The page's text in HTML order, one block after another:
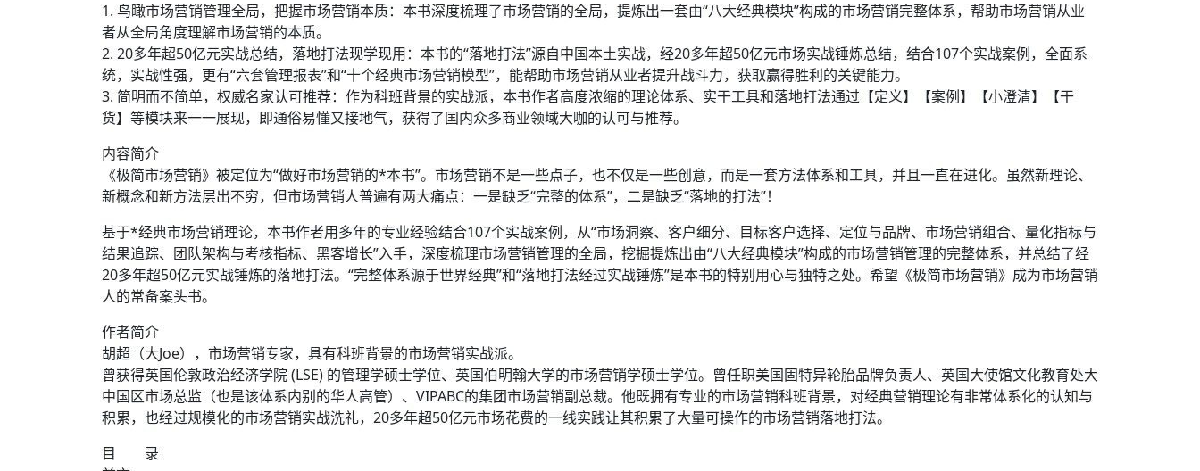
1. 鸟瞰市场营销管理全局，把握市场营销本质：本书深度梳理了市场营销的全局，提炼出一套由“八大经典模块”构成的市场营销完整体系，帮助市场营销从业
者从全局角度理解市场营销的本质。
2. 20多年超50亿元实战总结，落地打法现学现用：本书的“落地打法”源自中国本土实战，经20多年超50亿元市场实战锤炼总结，结合107个实战案例，全面系
统，实战性强，更有“六套管理报表”和“十个经典市场营销模型”，能帮助市场营销从业者提升战斗力，获取赢得胜利的关键能力。
3. 简明而不简单，权威名家认可推荐：作为科班背景的实战派，本书作者高度浓缩的理论体系、实干工具和落地打法通过【定义】【案例】【小澄清】【干
货】等模块来一一展现，即通俗易懂又接地气，获得了国内众多商业领域大咖的认可与推荐。
内容简介
《极简市场营销》被定位为“做好市场营销的*本书”。市场营销不是一些点子，也不仅是一些创意，而是一套方法体系和工具，并且一直在进化。虽然新理论、
新概念和新方法层出不穷，但市场营销人普遍有两大痛点：一是缺乏“完整的体系”，二是缺乏“落地的打法”！
基于*经典市场营销理论，本书作者用多年的专业经验结合107个实战案例，从“市场洞察、客户细分、目标客户选择、定位与品牌、市场营销组合、量化指标与
结果追踪、团队架构与考核指标、黑客增长”入手，深度梳理市场营销管理的全局，挖掘提炼出由“八大经典模块”构成的市场营销管理的完整体系，并总结了经
20多年超50亿元实战锤炼的落地打法。“完整体系源于世界经典”和“落地打法经过实战锤炼”是本书的特别用心与独特之处。希望《极简市场营销》成为市场营销
人的常备案头书。
作者简介
胡超（大Joe），市场营销专家，具有科班背景的市场营销实战派。
曾获得英国伦敦政治经济学院 (LSE) 的管理学硕士学位、英国伯明翰大学的市场营销学硕士学位。曾任职美国固特异轮胎品牌负责人、英国大使馆文化教育处大
中国区市场总监（也是该体系内别的华人高管）、VIPABC的集团市场营销副总裁。他既拥有专业的市场营销科班背景，对经典营销理论有非常体系化的认知与
积累，也经过规模化的市场营销实战洗礼，20多年超50亿元市场花费的一线实践让其积累了大量可操作的市场营销落地打法。
目 录